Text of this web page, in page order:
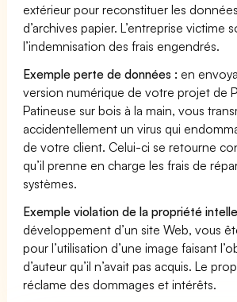
extérieur pour reconstituer les
d’archives papier. L’entreprise victime
l’indemnisation des frais engendrés.
Exemple perte de données : en
version numérique de votre projet de
Patineuse sur bois à la main, vous
accidentellement un virus qui
de votre client. Celui-ci se retourne
qu’il prenne en charge les frais de
systèmes.
Exemple violation de la propriété
développement d’un site Web, vous
pour l’utilisation d’une image faisant
d’auteur qu’il n’avait pas acquis. Le
réclame des dommages et intérêts.